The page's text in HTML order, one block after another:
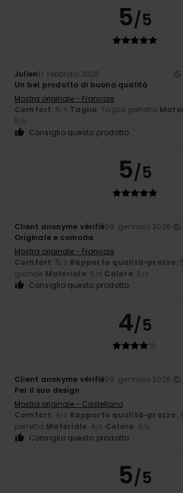
5/5
Julien11. febbraio 2026
Un bel prodotto di buona qualità
Mostra originale - Français
Comfort: 5/5 Taglia: Taglia perfetta
5/5
Consiglio questo prodotto
5/5
Client anonyme vérifié26. gennaio 2026
Originale e comoda
Mostra originale - Français
Comfort: 5/5 Rapporto qualità-prezzo:
grande Materiale: 5 /5 Colore: 5 /5
Consiglio questo prodotto
4/5
Client anonyme vérifié26. gennaio 2026
Per il suo design
Mostra originale - Castellano
Comfort: 4/5 Rapporto qualità-prezzo:
perfetta Materiale: 4/5 Colore: 4/5
Consiglio questo prodotto
5/5